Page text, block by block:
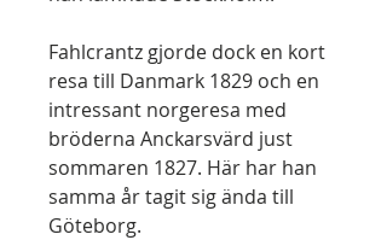
Fahlcrantz gjorde dock en kort
resa till Danmark 1829 och en
intressant norgeresa med
bröderna Anckarsvärd just
sommaren 1827. Här har han
samma år tagit sig ända till
Göteborg.